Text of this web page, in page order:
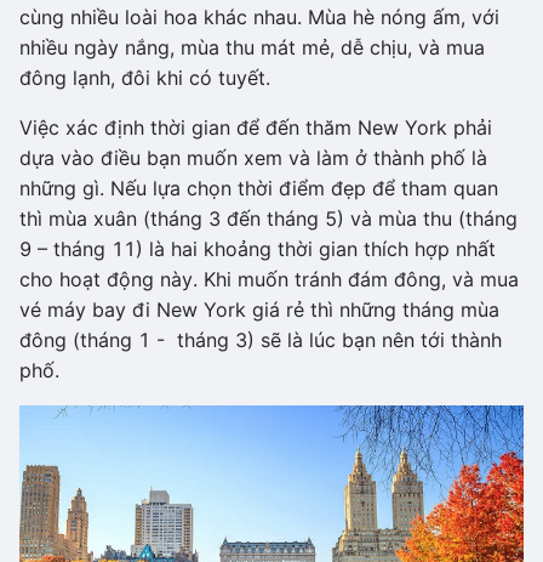
cùng nhiều loài hoa khác nhau. Mùa hè nóng ấm, với
nhiều ngày nắng, mùa thu mát mẻ, dễ chịu, và mua
đông lạnh, đôi khi có tuyết.
Việc xác định thời gian để đến thăm New York phải
dựa vào điều bạn muốn xem và làm ở thành phố là
những gì. Nếu lựa chọn thời điểm đẹp để tham quan
thì mùa xuân (tháng 3 đến tháng 5) và mùa thu (tháng
9 – tháng 11) là hai khoảng thời gian thích hợp nhất
cho hoạt động này. Khi muốn tránh đám đông, và mua
vé máy bay đi New York giá rẻ thì những tháng mùa
đông (tháng 1 - tháng 3) sẽ là lúc bạn nên tới thành
phố.